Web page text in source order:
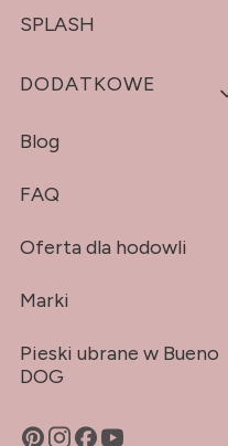
SPLASH
DODATKOWE
Blog
FAQ
Oferta dla hodowli
Marki
Pieski ubrane w Bueno
DOG